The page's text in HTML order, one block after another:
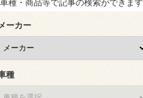
種・商品等で記事の検索ができます
ーカー
種